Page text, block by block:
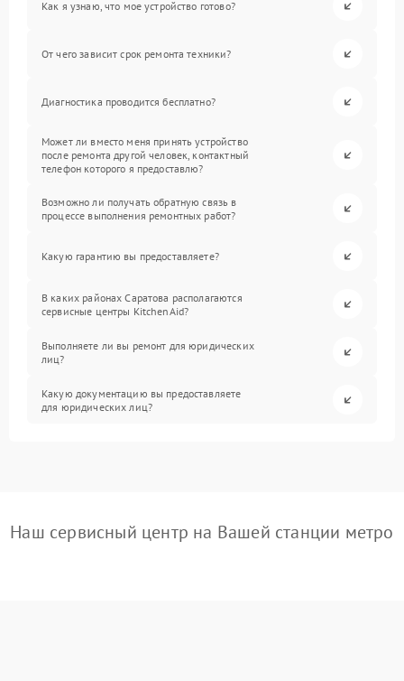
Как я узнаю, что мое устройство готово?
От чего зависит срок ремонта техники?
Диагностика проводится бесплатно?
Может ли вместо меня принять устройство
после ремонта другой человек, контактный
телефон которого я предоставлю?
Возможно ли получать обратную связь в
процессе выполнения ремонтных работ?
Какую гарантию вы предоставляете?
В каких районах Саратова располагаются
сервисные центры KitchenAid?
Выполняете ли вы ремонт для юридических
лиц?
Какую документацию вы предоставляете
для юридических лиц?
Наш сервисный центр на Вашей станции метро